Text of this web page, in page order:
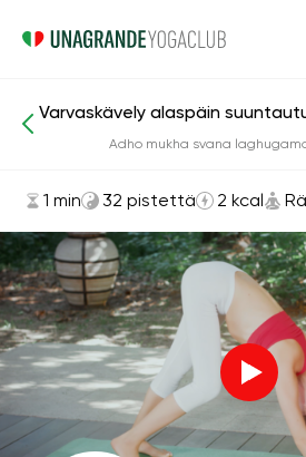
Asanat ja harjoitukset Räkit ja
Varvaskävely alaspäin
Adho mukha svana
1 min 32 pistettä 2 kcal